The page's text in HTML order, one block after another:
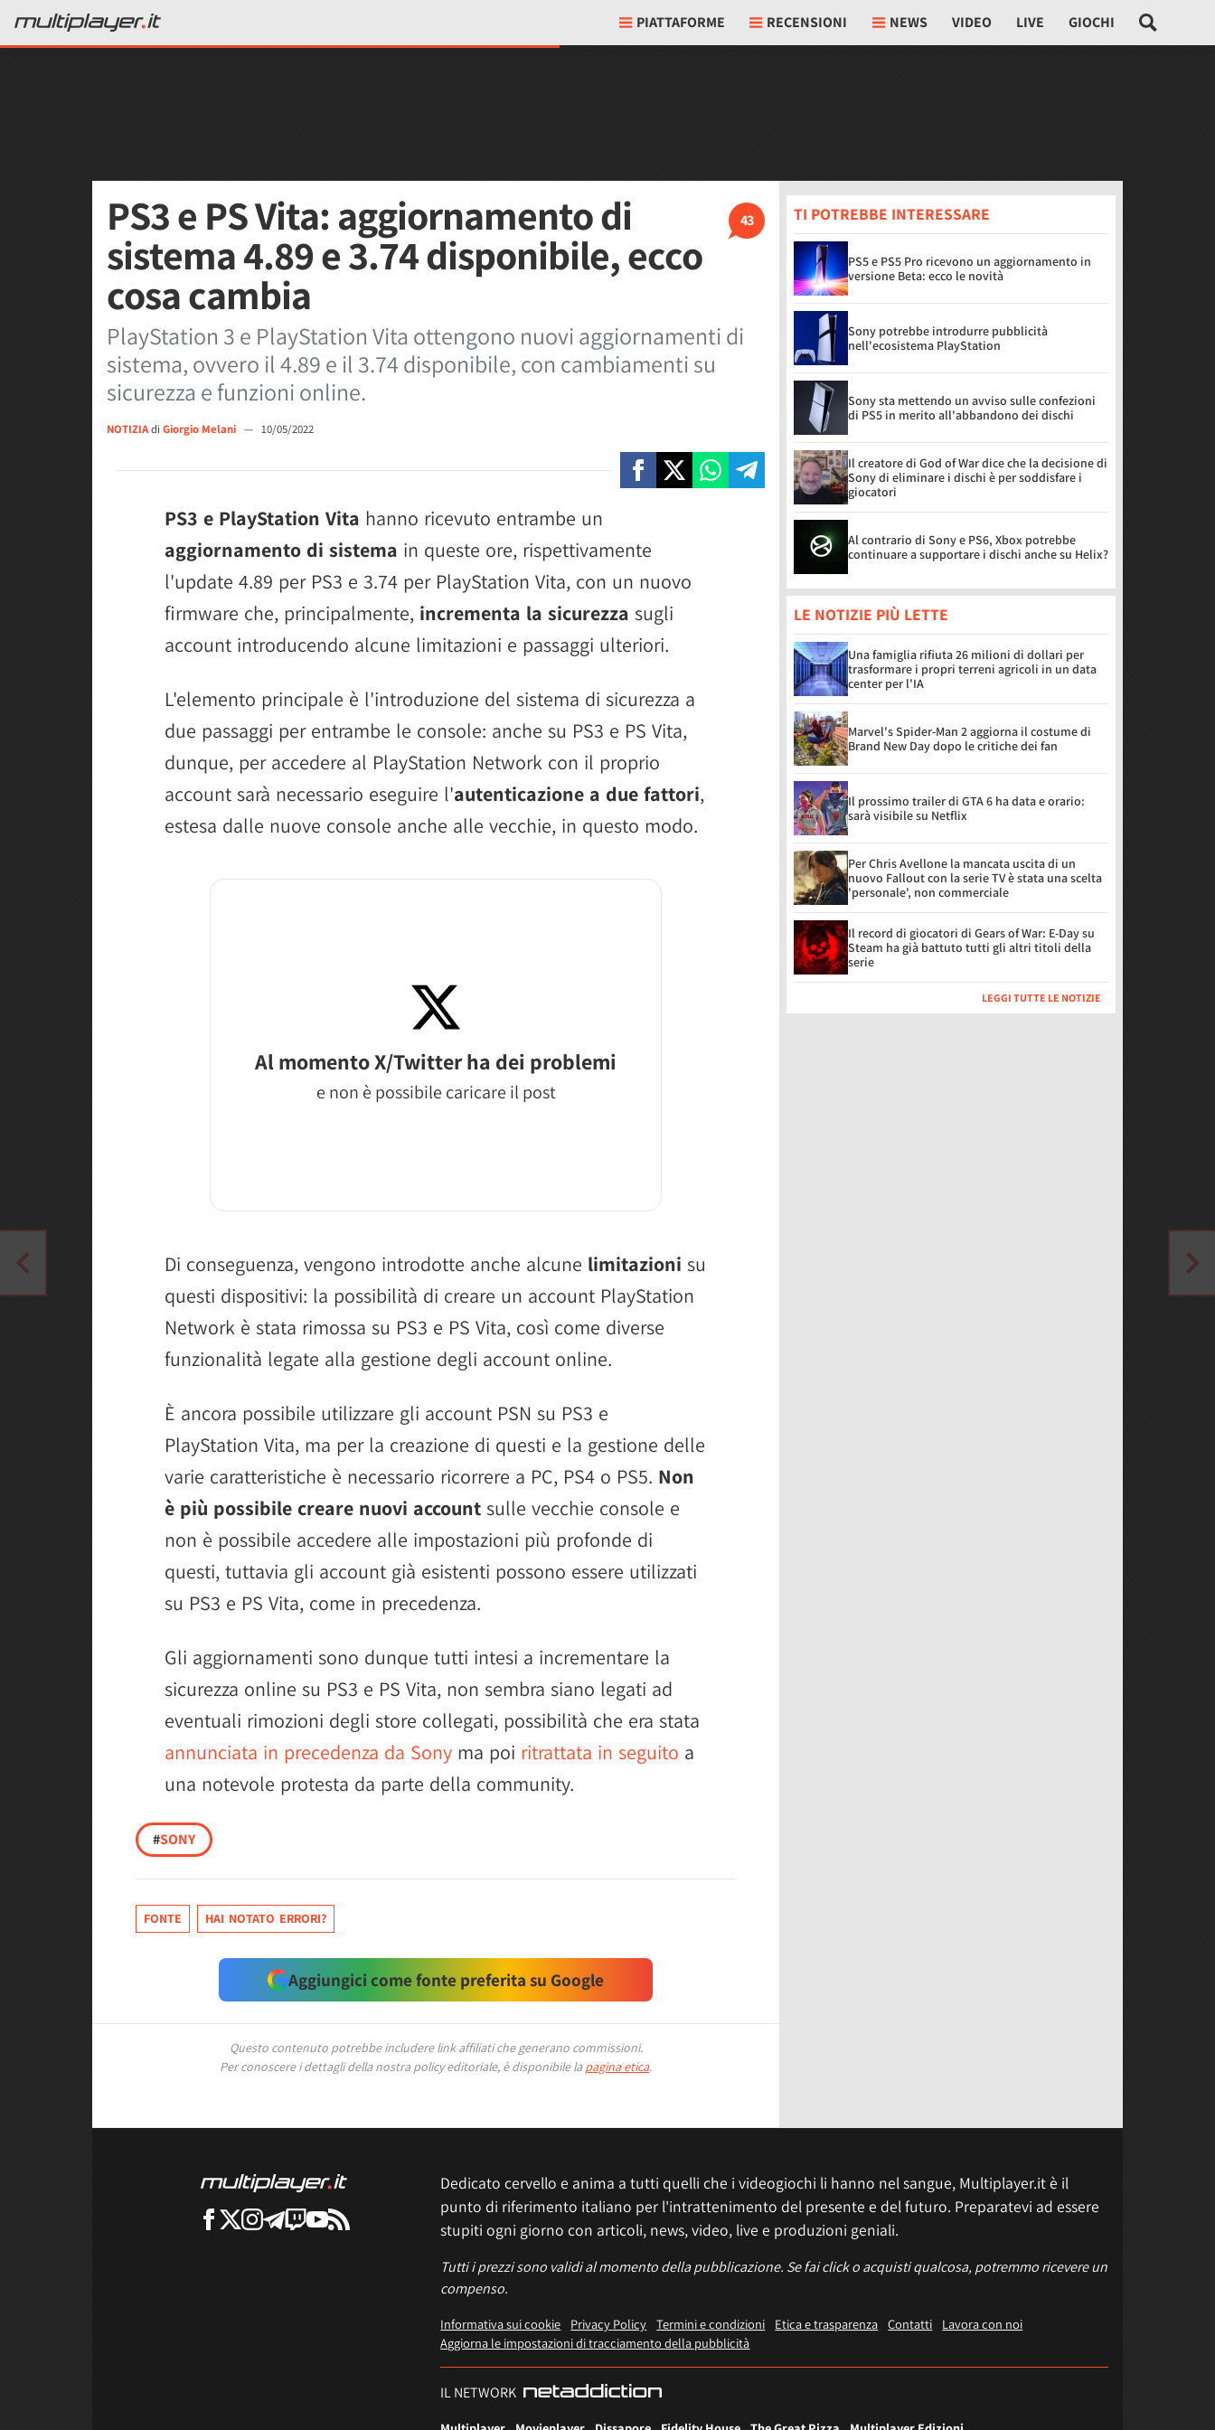
PIATTAFORME RECENSIONI NEWS VIDEO LIVE GIOCHI
43
PS3 e PS Vita: aggiornamento di
sistema 4.89 e 3.74 disponibile, ecco
cosa cambia
PlayStation 3 e PlayStation Vita ottengono nuovi aggiornamenti di
sistema, ovvero il 4.89 e il 3.74 disponibile, con cambiamenti su
sicurezza e funzioni online.
NOTIZIAdi Giorgio Melani — 10/05/2022
PS3 e PlayStation Vita hanno ricevuto entrambe un
aggiornamento di sistema in queste ore, rispettivamente
l'update 4.89 per PS3 e 3.74 per PlayStation Vita, con un nuovo
firmware che, principalmente, incrementa la sicurezza sugli
account introducendo alcune limitazioni e passaggi ulteriori.
L'elemento principale è l'introduzione del sistema di sicurezza a
due passaggi per entrambe le console: anche su PS3 e PS Vita,
dunque, per accedere al PlayStation Network con il proprio
account sarà necessario eseguire l'autenticazione a due fattori,
estesa dalle nuove console anche alle vecchie, in questo modo.
Al momento X/Twitter ha dei problemi
e non è possibile caricare il post
Di conseguenza, vengono introdotte anche alcune limitazioni su
questi dispositivi: la possibilità di creare un account PlayStation
Network è stata rimossa su PS3 e PS Vita, così come diverse
funzionalità legate alla gestione degli account online.
È ancora possibile utilizzare gli account PSN su PS3 e
PlayStation Vita, ma per la creazione di questi e la gestione delle
varie caratteristiche è necessario ricorrere a PC, PS4 o PS5. Non
è più possibile creare nuovi account sulle vecchie console e
non è possibile accedere alle impostazioni più profonde di
questi, tuttavia gli account già esistenti possono essere utilizzati
su PS3 e PS Vita, come in precedenza.
Gli aggiornamenti sono dunque tutti intesi a incrementare la
sicurezza online su PS3 e PS Vita, non sembra siano legati ad
eventuali rimozioni degli store collegati, possibilità che era stata
annunciata in precedenza da Sony ma poi ritrattata in seguito a
una notevole protesta da parte della community.
#SONY
FONTE HAI NOTATO ERRORI?
Aggiungici come fonte preferita su Google
Questo contenuto potrebbe includere link affiliati che generano commissioni.
Per conoscere i dettagli della nostra policy editoriale, è disponibile la pagina etica.
TI POTREBBE INTERESSARE
PS5 e PS5 Pro ricevono un aggiornamento in
versione Beta: ecco le novità
Sony potrebbe introdurre pubblicità
nell'ecosistema PlayStation
Sony sta mettendo un avviso sulle confezioni
di PS5 in merito all'abbandono dei dischi
Il creatore di God of War dice che la decisione di
Sony di eliminare i dischi è per soddisfare i
giocatori
Al contrario di Sony e PS6, Xbox potrebbe
continuare a supportare i dischi anche su Helix?
LE NOTIZIE PIÙ LETTE
Una famiglia rifiuta 26 milioni di dollari per
trasformare i propri terreni agricoli in un data
center per l'IA
Marvel's Spider-Man 2 aggiorna il costume di
Brand New Day dopo le critiche dei fan
Il prossimo trailer di GTA 6 ha data e orario:
sarà visibile su Netflix
Per Chris Avellone la mancata uscita di un
nuovo Fallout con la serie TV è stata una scelta
'personale', non commerciale
Il record di giocatori di Gears of War: E-Day su
Steam ha già battuto tutti gli altri titoli della
serie
LEGGI TUTTE LE NOTIZIE
Dedicato cervello e anima a tutti quelli che i videogiochi li hanno nel sangue, Multiplayer.it è il
punto di riferimento italiano per l'intrattenimento del presente e del futuro. Preparatevi ad essere
stupiti ogni giorno con articoli, news, video, live e produzioni geniali.
Tutti i prezzi sono validi al momento della pubblicazione. Se fai click o acquisti qualcosa, potremmo ricevere un
compenso.
Informativa sui cookie Privacy Policy Termini e condizioni Etica e trasparenza Contatti
Lavora con noi
Aggiorna le impostazioni di tracciamento della pubblicità
IL NETWORK